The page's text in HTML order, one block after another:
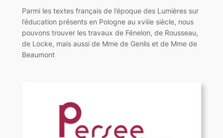
Parmi les textes français de l’époque des Lumières sur
l’éducation présents en Pologne au xviiie siècle, nous
pouvons trouver les travaux de Fénelon, de Rousseau,
de Locke, mais aussi de Mme de Genlis et de Mme de
Beaumont